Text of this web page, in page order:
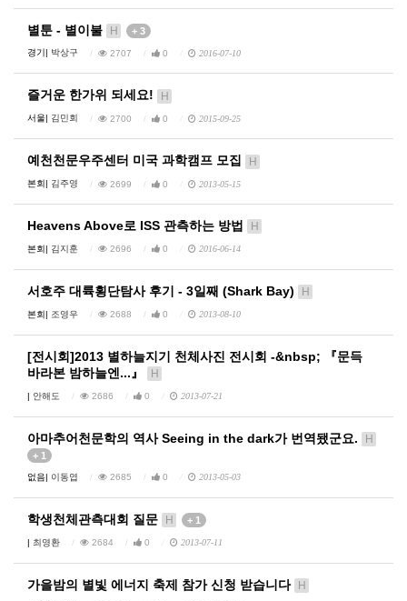
별툰 - 별이불 H + 3
경기| 박상구 2707 0 2016-07-10
즐거운 한가위 되세요! H
서울| 김민회 2700 0 2015-09-25
예천천문우주센터 미국 과학캠프 모집 H
본회| 김주영 2699 0 2013-05-15
Heavens Above로 ISS 관측하는 방법 H
본회| 김지훈 2696 0 2016-06-14
서호주 대륙횡단탐사 후기 - 3일째 (Shark Bay) H
본회| 조영우 2688 0 2013-08-10
[전시회]2013 별하늘지기 천체사진 전시회 -&nbsp; 『문득
바라본 밤하늘엔...』
H
| 안해도 2686 0 2013-07-21
아마추어천문학의 역사 Seeing in the dark가 번역됐군요. H
+ 1
없음| 이동엽 2685 0 2013-05-03
학생천체관측대회 질문 H + 1
| 최영환 2684 0 2013-07-11
가을밤의 별빛 에너지 축제 참가 신청 받습니다 H